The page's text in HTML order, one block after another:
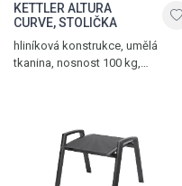
KETTLER ALTURA
CURVE, STOLIČKA
hliníková konstrukce, umělá
tkanina, nosnost 100 kg,